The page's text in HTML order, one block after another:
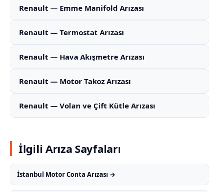
Renault — Emme Manifold Arızası
Renault — Termostat Arızası
Renault — Hava Akışmetre Arızası
Renault — Motor Takoz Arızası
Renault — Volan ve Çift Kütle Arızası
İlgili Arıza Sayfaları
İstanbul Motor Conta Arızası →